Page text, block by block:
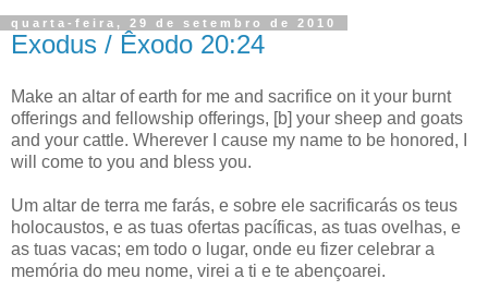
quarta-feira, 29 de setembro de 2010
Exodus / Êxodo 20:24
Make an altar of earth for me and sacrifice on it your burnt
offerings and fellowship offerings, [b] your sheep and goats
and your cattle. Wherever I cause my name to be honored, I
will come to you and bless you.
Um altar de terra me farás, e sobre ele sacrificarás os teus
holocaustos, e as tuas ofertas pacíficas, as tuas ovelhas, e
as tuas vacas; em todo o lugar, onde eu fizer celebrar a
memória do meu nome, virei a ti e te abençoarei.